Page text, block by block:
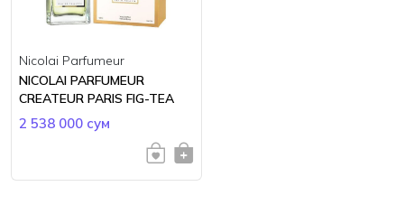
Nicolai Parfumeur
NICOLAI PARFUMEUR
CREATEUR PARIS FIG-TEA
2 538 000 сум